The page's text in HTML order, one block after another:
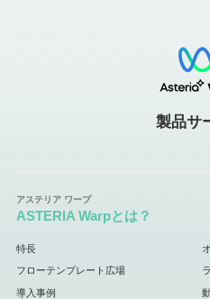
製品サ
ASTERIA Warpとは？
特長
フローテンプレート広場
導入事例